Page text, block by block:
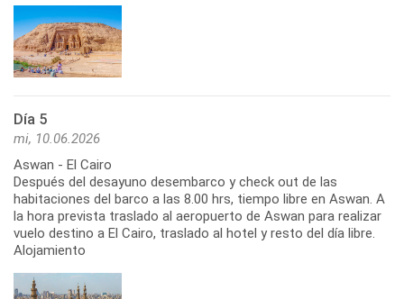
Día 5
mi, 10.06.2026
Aswan - El Cairo
Después del desayuno desembarco y check out de las
habitaciones del barco a las 8.00 hrs, tiempo libre en Aswan. A
la hora prevista traslado al aeropuerto de Aswan para realizar
vuelo destino a El Cairo, traslado al hotel y resto del día libre.
Alojamiento